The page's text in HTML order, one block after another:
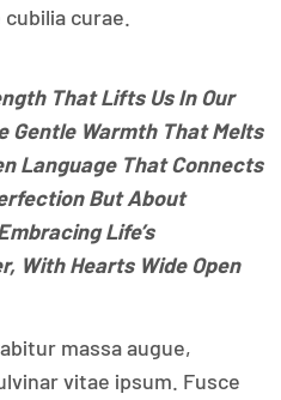
curae.
That Lifts Us In Our
Gentle Warmth That Melts
Language That Connects
But About
Life’s
With Hearts Wide Open
massa augue,
vitae ipsum. Fusce